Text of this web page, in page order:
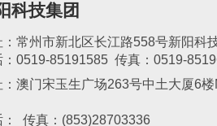
科技集团
：常州市新北区长江路558号新阳科
：0519-85191585 传真：0519-
：澳门宋玉生广场263号中土大厦6
： 传真：(853)28703336